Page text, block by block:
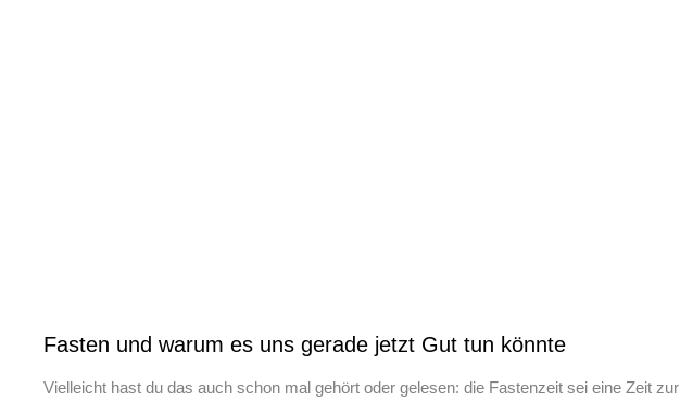
Fasten und warum es uns gerade jetzt Gut tun könnte
Vielleicht hast du das auch schon mal gehört oder gelesen: die Fastenzeit sei eine Zeit zur